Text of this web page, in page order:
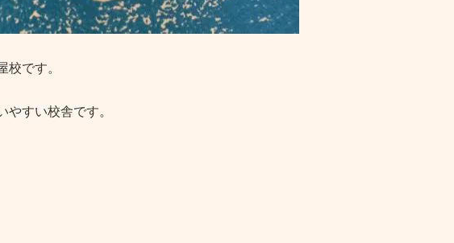
です。
すい校舎です。